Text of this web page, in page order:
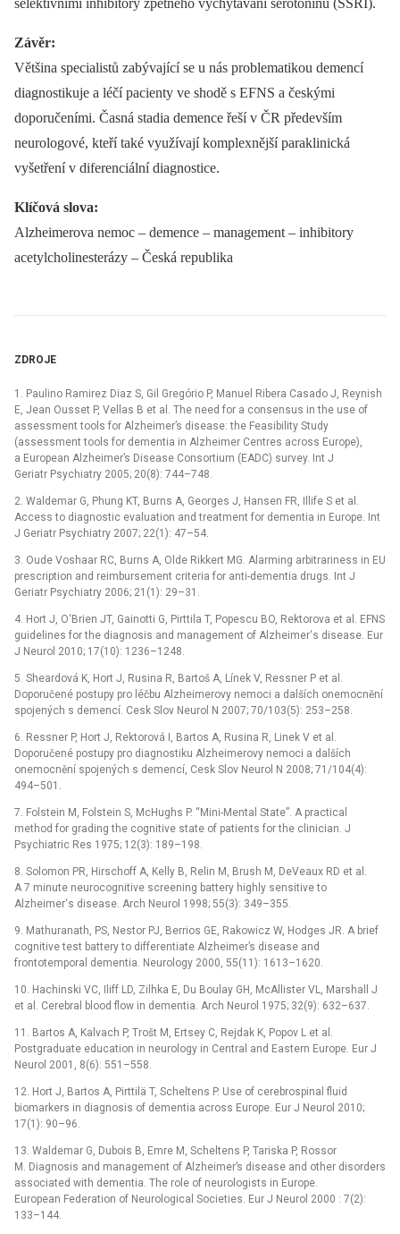
selektivními inhibitory zpětného vychytávání serotoninu (SSRI).
Závěr:
Většina specialistů zabývající se u nás problematikou demencí
diagnostikuje a léčí pacienty ve shodě s EFNS a českými
doporučeními. Časná stadia demence řeší v ČR především
neurologové, kteří také využívají komplexnější paraklinická
vyšetření v diferenciální diagnostice.
Klíčová slova:
Alzheimerova nemoc –⁠ demence –⁠ management –⁠ inhibitory
acetylcholinesterázy –⁠ Česká republika
ZDROJE
1. Paulino Ramirez Diaz S, Gil Gregório P, Manuel Ribera Casado J, Reynish
E, Jean Ousset P, Vellas B et al. The need for a consensus in the use of
assessment tools for Alzheimer’s disease: the Feasibility Study
(assessment tools for dementia in Alzheimer Centres across Europe),
a European Alzheimer’s Disease Consortium (EADC) survey. Int J
Geriatr Psy­chiatry 2005; 20(8): 744–748.
2. Waldemar G, Phung KT, Burns A, Georges J, Hansen FR, Illife S et al.
Access to diagnostic evaluation and treatment for dementia in Europe. Int
J Geriatr Psychiatry 2007; 22(1): 47–54.
3. Oude Voshaar RC, Burns A, Olde Rikkert MG. Alarming arbitrariness in EU
prescription and reimbursement criteria for anti-dementia drugs. Int J
Geriatr Psychiatry 2006; 21(1): 29–31.
4. Hort J, O‘Brien JT, Gainotti G, Pirttila T, Popescu BO, Rektorova et al. EFNS
guidelines for the diagnosis and management of Alzheimer‘s disease. Eur
J Neurol 2010; 17(10): 1236–1248.
5. Sheardová K, Hort J, Rusina R, Bartoš A, Línek V, Ressner P et al.
Doporučené postupy pro léčbu Alzheimerovy nemoci a dalších onemocnění
spojených s demencí. Cesk Slov Neurol N 2007; 70/103(5): 253–258.
6. Ressner P, Hort J, Rektorová I, Bartos A, Rusina R, Linek V et al.
Doporučené postupy pro diagnostiku Alzheimerovy nemoci a dalších
onemocnění spojených s demencí, Cesk Slov Neurol N 2008; 71/104(4):
494–501.
7. Folstein M, Folstein S, McHughs P. “Mini-Mental State”. A practical
method for grading the cognitive state of patients for the clinician. J
Psychiatric Res 1975; 12(3): 189–198.
8. Solomon PR, Hirschoff A, Kelly B, Relin M, Brush M, DeVeaux RD et al.
A 7 minute neurocognitive screening battery highly sensitive to
Alzheimer‘s disease. Arch Neurol 1998; 55(3): 349–355.
9. Mathuranath, PS, Nestor PJ, Berrios GE, Rakowicz W, Hodges JR. A brief
cognitive test battery to differentiate Alzheimer’s disease and
frontotemporal dementia. Neurology 2000, 55(11): 1613–1620.
10. Hachinski VC, Iliff LD, Zilhka E, Du Boulay GH, McAllister VL, Marshall J
et al. Cerebral blood flow in dementia. Arch Neurol 1975; 32(9): 632–637.
11. Bartos A, Kalvach P, Trošt M, Ertsey C, Rejdak K, Popov L et al.
Postgraduate education in neurology in Central and Eastern Europe. Eur J
Neurol 2001, 8(6): 551–558.
12. Hort J, Bartos A, Pirttilä T, Scheltens P. Use of cerebrospinal fluid
biomarkers in diagnosis of dementia across Europe. Eur J Neurol 2010;
17(1): 90–96.
13. Waldemar G, Dubois B, Emre M, Scheltens P, Tariska P, Rossor
M. Diagnosis and management of Alzheimer’s disease and other disorders
associated with dementia. The role of neurologists in Europe.
European Federation of Neurological Societies. Eur J Neurol 2000 : 7(2):
133–144.